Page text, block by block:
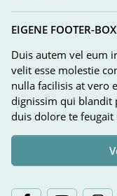
EIGENE FOOTER-
Duis autem vel eum
velit esse molestie
nulla facilisis at vero
dignissim qui blandit
duis dolore te feugait